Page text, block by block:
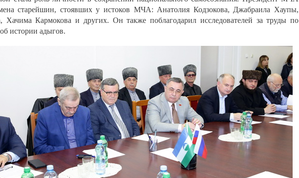
старейшин, стоявших у истоков МЧА: Анатолия Кодзокова, Джабраила Хаупы,
Хачима Кармокова и других. Он также поблагодарил исследователей за труды по
истории адыгов.